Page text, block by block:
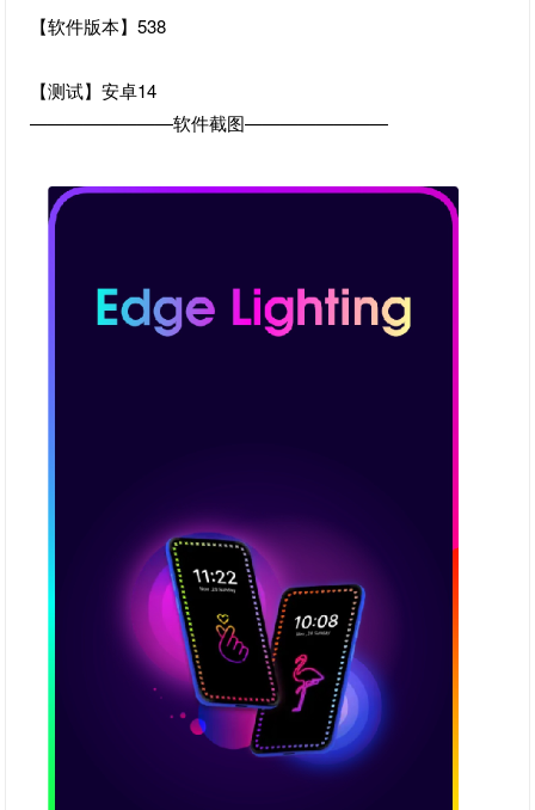
【软件版本】538
【测试】安卓14
————————软件截图————————